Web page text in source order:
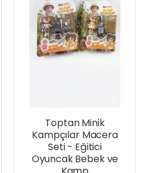
Toptan Minik
Kampçılar Macera
Seti - Eğitici
Oyuncak Bebek ve